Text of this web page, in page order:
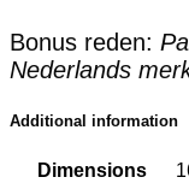
Bonus reden:
Nederlands
Additional information
Dimensions